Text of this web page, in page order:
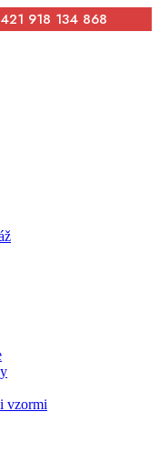
918 134 868
vzormi